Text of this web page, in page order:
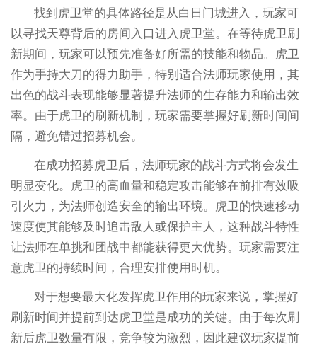
找到虎卫堂的具体路径是从白日门城进入，玩家可
以寻找天尊背后的房间入口进入虎卫堂。在等待虎卫刷
新期间，玩家可以预先准备好所需的技能和物品。虎卫
作为手持大刀的得力助手，特别适合法师玩家使用，其
出色的战斗表现能够显著提升法师的生存能力和输出效
率。由于虎卫的刷新机制，玩家需要掌握好刷新时间间
隔，避免错过招募机会。
在成功招募虎卫后，法师玩家的战斗方式将会发生
明显变化。虎卫的高血量和稳定攻击能够在前排有效吸
引火力，为法师创造安全的输出环境。虎卫的快速移动
速度使其能够及时追击敌人或保护主人，这种战斗特性
让法师在单挑和团战中都能获得更大优势。玩家需要注
意虎卫的持续时间，合理安排使用时机。
对于想要最大化发挥虎卫作用的玩家来说，掌握好
刷新时间并提前到达虎卫堂是成功的关键。由于每次刷
新后虎卫数量有限，竞争较为激烈，因此建议玩家提前